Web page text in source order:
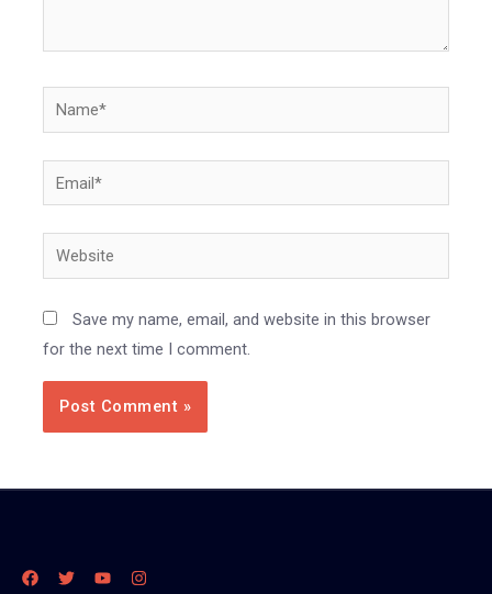
Name*
Email*
Website
Save my name, email, and website in this browser
for the next time I comment.